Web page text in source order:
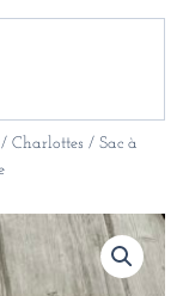
Charlottes / Sac à